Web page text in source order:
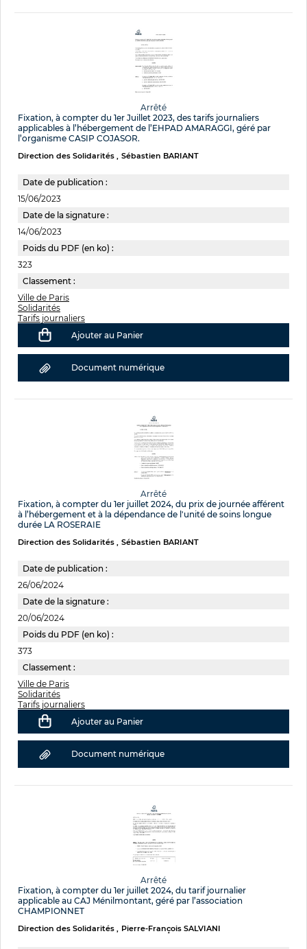
Arrêté
Fixation, à compter du 1er Juillet 2023, des tarifs journaliers
applicables à l’hébergement de l’EHPAD AMARAGGI, géré par
l’organisme CASIP COJASOR.
Direction des Solidarités Sébastien BARIANT
Date de publication :
15/06/2023
Date de la signature :
14/06/2023
Poids du PDF (en ko) :
323
Classement :
Ville de Paris
Solidarités
Tarifs journaliers
Ajouter au Panier
Document numérique
Arrêté
Fixation, à compter du 1er juillet 2024, du prix de journée afférent
à l’hébergement et à la dépendance de l'unité de soins longue
durée LA ROSERAIE
Direction des Solidarités Sébastien BARIANT
Date de publication :
26/06/2024
Date de la signature :
20/06/2024
Poids du PDF (en ko) :
373
Classement :
Ville de Paris
Solidarités
Tarifs journaliers
Ajouter au Panier
Document numérique
Arrêté
Fixation, à compter du 1er juillet 2024, du tarif journalier
applicable au CAJ Ménilmontant, géré par l’association
CHAMPIONNET
Direction des Solidarités Pierre-François SALVIANI